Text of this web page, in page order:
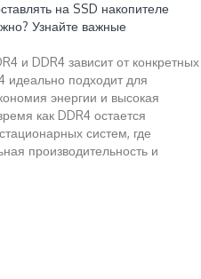
на SSD накопителе
Узнайте важные
и DDR4 зависит от конкретных
идеально подходит для
энергии и высокая
как DDR4 остается
систем, где
производительность и